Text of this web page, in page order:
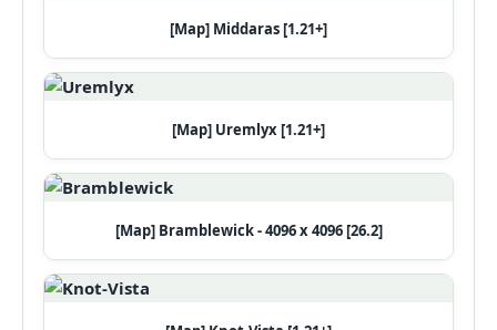
[Map] Middaras [1.21+]
[Map] Uremlyx [1.21+]
[Map] Bramblewick - 4096 x 4096 [26.2]